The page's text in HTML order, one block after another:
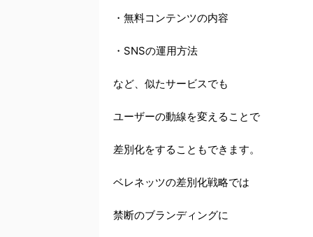
・無料コンテンツの内容
・SNSの運用方法
など、似たサービスでも
ユーザーの動線を変えることで
差別化をすることもできます。
ベレネッツの差別化戦略では
禁断のブランディングに